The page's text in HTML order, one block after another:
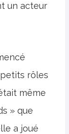
un acteur
rôles
même
» que
a joué